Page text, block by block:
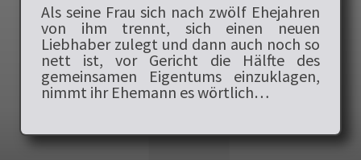
Als seine Frau sich nach zwölf Ehejahren
von ihm trennt, sich einen neuen
Liebhaber zulegt und dann auch noch so
nett ist, vor Gericht die Hälfte des
gemeinsamen Eigentums einzuklagen,
nimmt ihr Ehemann es wörtlich…